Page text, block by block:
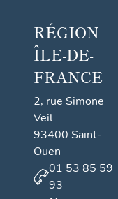
RÉGION
ÎLE-DE-
FRANCE
2, rue Simone
Veil
93400 Saint-
Ouen
01 53 85 59
93